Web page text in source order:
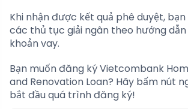
Khi nhận được kết quả phê duyệt,
các thủ tục giải ngân theo hướng
khoản vay.
Bạn muốn đăng ký Vietcombank
and Renovation Loan? Hãy bấm nút
bắt đầu quá trình đăng ký!